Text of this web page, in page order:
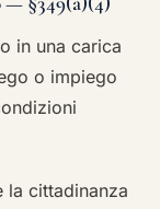
in una carica
o impiego
la cittadinanza